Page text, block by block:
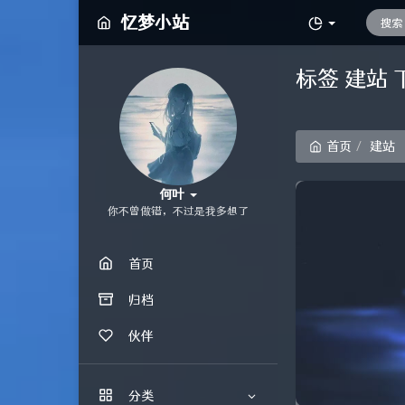
忆梦小站
何叶
你不曾做错，不过是我多想了
首页
归档
伙伴
分类
标签 建站
首页 建站